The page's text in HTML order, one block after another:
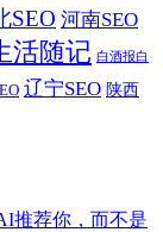
SEO 河南SEO
活随记 白酒报白
辽宁SEO 陕西
推荐你，而不是